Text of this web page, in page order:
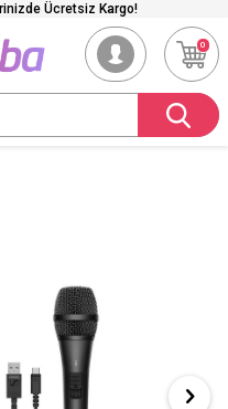
Ücretsiz Kargo!
0